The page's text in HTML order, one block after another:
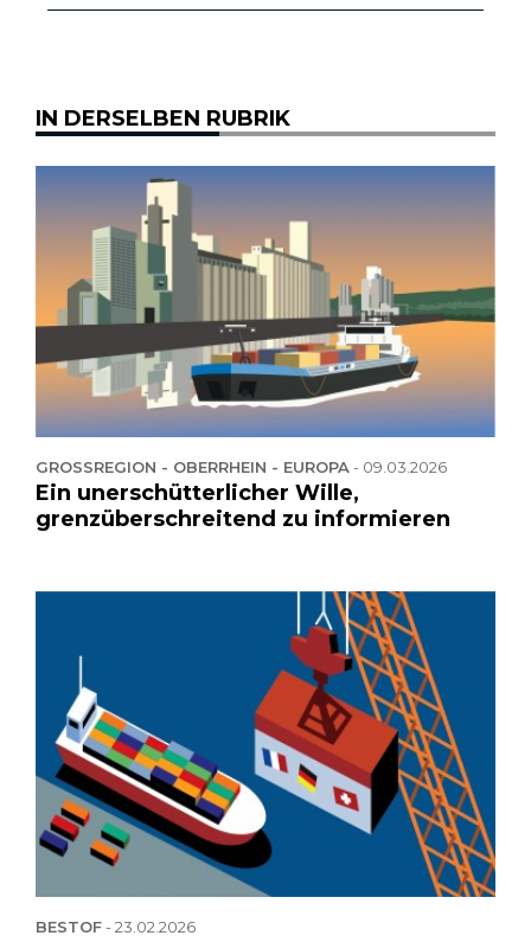
IN DERSELBEN RUBRIK
GROSSREGION - OBERRHEIN - EUROPA - 09.03.2026
Ein unerschütterlicher Wille,
grenzüberschreitend zu informieren
BESTOF-23.02.2026